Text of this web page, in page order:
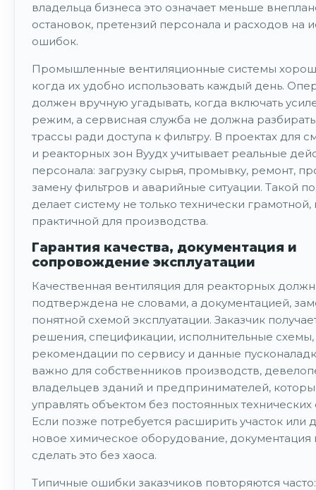
владельца бизнеса это означает меньше
остановок, претензий персонала и расходов на
ошибок.
Промышленные вентиляционные системы
когда их удобно использовать каждый день.
должен вручную угадывать, когда включать
режим, а сервисная служба не должна
трассы ради доступа к фильтру. В проектах для
и реакторных зон Вуудх учитывает реальные
персонала: загрузку сырья, промывку, ремонт,
замену фильтров и аварийные ситуации. Такой
делает систему не только технически грамотной,
практичной для производства.
Гарантия качества, документация и
сопровождение эксплуатации
Качественная вентиляция для реакторных
подтверждена не словами, а документацией,
понятной схемой эксплуатации. Заказчик
решения, спецификации, исполнительные схемы,
рекомендации по сервису и данные
важно для собственников производств,
владельцев зданий и предпринимателей,
управлять объектом без постоянных
Если позже потребуется расширить участок или
новое химическое оборудование,
сделать это без хаоса.
Типичные ошибки заказчиков повторяются